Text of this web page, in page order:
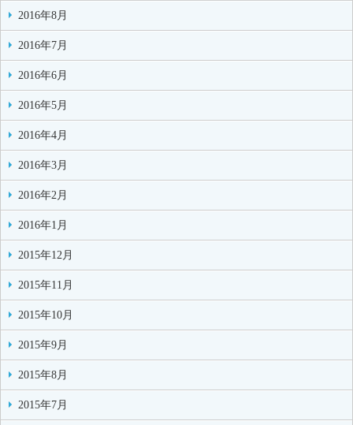
2016年8月
2016年7月
2016年6月
2016年5月
2016年4月
2016年3月
2016年2月
2016年1月
2015年12月
2015年11月
2015年10月
2015年9月
2015年8月
2015年7月